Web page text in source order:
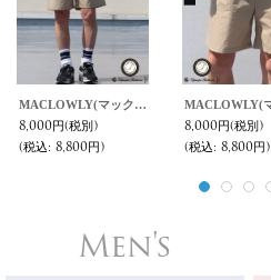
MACLOWLY(マックローリー )撥水ナイロン ベイカーイージー ショーツ【MADE IN JAPAN】『日本製』/ Upscape Audience
8,000円(税別)
(税込: 8,800円)
8,000円(税別)
(税込: 8,800円)
Men's